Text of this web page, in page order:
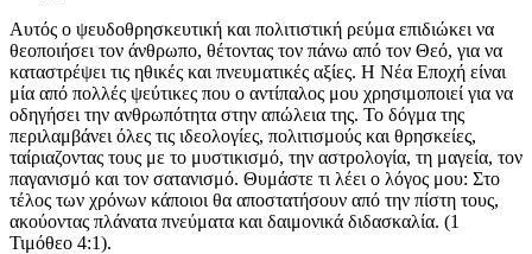
Αυτός ο ψευδοθρησκευτική και πολιτιστική ρεύμα επιδιώκει να
θεοποιήσει τον άνθρωπο, θέτοντας τον πάνω από τον Θεό, για να
καταστρέψει τις ηθικές και πνευματικές αξίες. Η Νέα Εποχή είναι
μία από πολλές ψεύτικες που ο αντίπαλος μου χρησιμοποιεί για να
οδηγήσει την ανθρωπότητα στην απώλεια της. Το δόγμα της
περιλαμβάνει όλες τις ιδεολογίες, πολιτισμούς και θρησκείες,
ταίριαζοντας τους με το μυστικισμό, την αστρολογία, τη μαγεία, τον
παγανισμό και τον σατανισμό. Θυμάστε τι λέει ο λόγος μου: Στο
τέλος των χρόνων κάποιοι θα αποστατήσουν από την πίστη τους,
ακούοντας πλάνατα πνεύματα και δαιμονικά διδασκαλία. (1
Τιμόθεο 4:1).